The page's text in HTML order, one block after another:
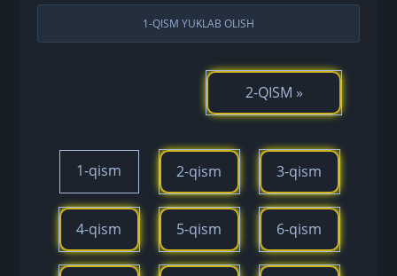
1-QISM YUKLAB OLISH
2-QISM »
1-qism 2-qism 3-qism
4-qism 5-qism 6-qism